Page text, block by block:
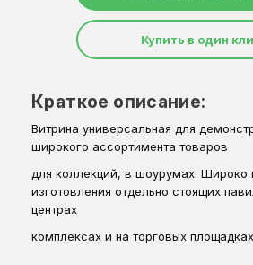
Купить в один
Краткое описание:
Витрина универсальная для
широкого ассортимента товаров
для коллекций, в шоурумах. Широко
изготовления отдельно стоящих
центрах
комплексах и на торговых